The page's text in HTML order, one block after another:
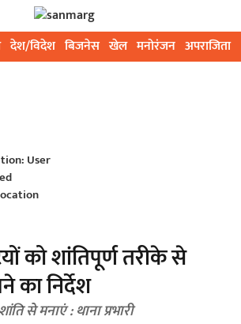
देश/विदेश बिजनेस खेल मनोरंजन अपराजिता
User
को शांतिपूर्ण तरीके से
निर्देश
से मनाएं : थाना प्रभारी